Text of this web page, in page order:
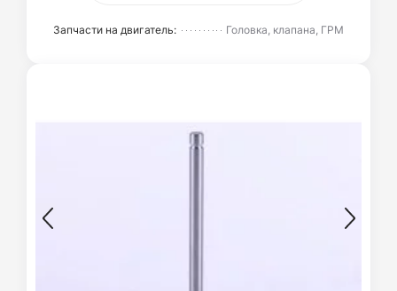
Запчасти на двигатель: Головка, клапана, ГРМ